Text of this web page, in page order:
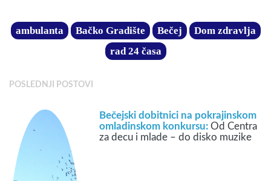
ambulanta Bačko Gradište Bečej
Dom zdravlja
rad 24 časa
POSLEDNJI POSTOVI
Bečejski dobitnici na pokrajinskom
omladinskom konkursu:Od Centra
za decu i mlade – do disko muzike